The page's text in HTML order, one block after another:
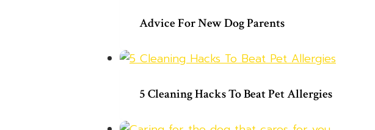
Advice For New Dog Parents
5 Cleaning Hacks To Beat Pet Allergies